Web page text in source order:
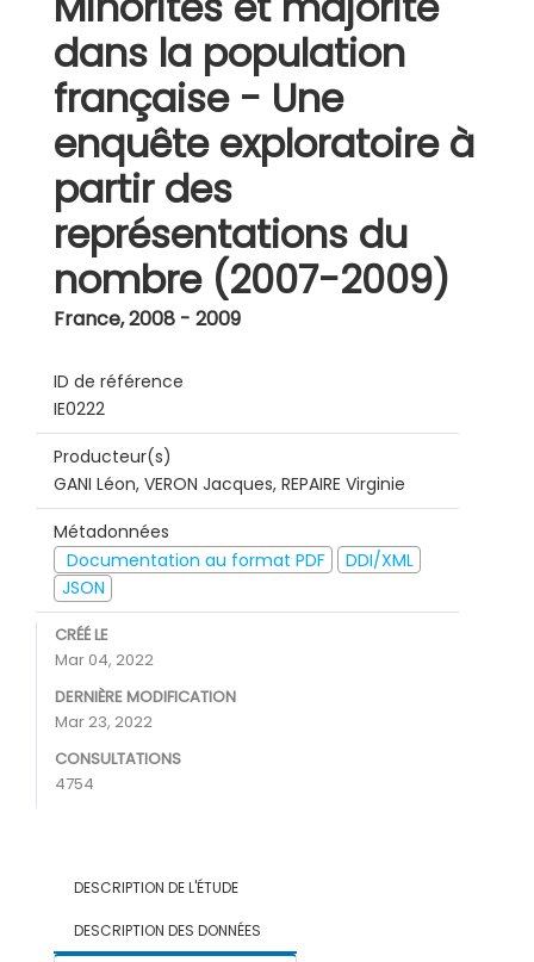
dans la population
française - Une
enquête exploratoire à
partir des
représentations du
nombre (2007-2009)
France,2008 - 2009
ID de référence
IE0222
Producteur(s)
GANI Léon, VERON Jacques, REPAIRE Virginie
Métadonnées
Documentation au format PDF
DDI/XML
JSON
CRÉÉ LE
Mar 04, 2022
DERNIÈRE MODIFICATION
Mar 23, 2022
CONSULTATIONS
4754
DESCRIPTION DE L'ÉTUDE
DESCRIPTION DES DONNÉES